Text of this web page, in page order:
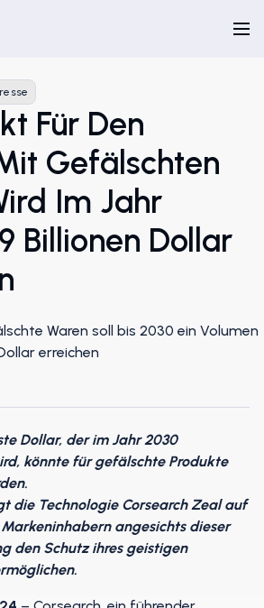
Für Den
Gefälschten
Im Jahr
Billionen Dollar
Dollar, der im Jahr 2030
könnte für gefälschte Produkte
die Technologie Corsearch Zeal auf
angesichts dieser
den Schutz ihres geistigen